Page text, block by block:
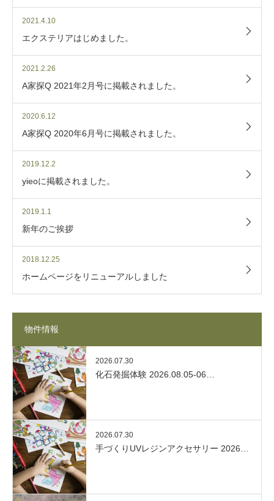
2021.4.10
エクステリアはじめました。
2021.2.26
A家探Q 2021年2月号に掲載されました。
2020.6.12
A家探Q 2020年6月号に掲載されました。
2019.12.2
yieoに掲載されました。
2019.1.1
新年のご挨拶
2018.12.25
ホームページをリニューアルしました
物件情報
2026.07.30
化石発掘体験 2026.08.05-06…
2026.07.30
手づくりUVレジンアクセサリー 2026…